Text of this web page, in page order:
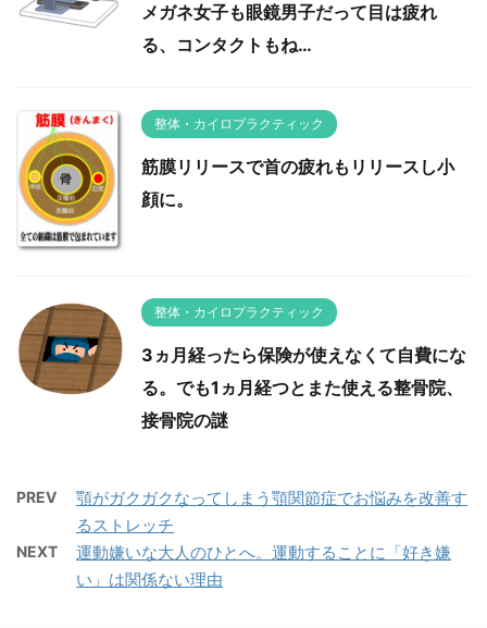
メガネ女子も眼鏡男子だって目は疲れ
る、コンタクトもね…
整体・カイロプラクティック
筋膜リリースで首の疲れもリリースし小
顔に。
整体・カイロプラクティック
3ヵ月経ったら保険が使えなくて自費にな
る。でも1ヵ月経つとまた使える整骨院、
接骨院の謎
PREV
顎がガクガクなってしまう顎関節症でお悩みを改善す
るストレッチ
NEXT
運動嫌いな大人のひとへ。運動することに「好き嫌
い」は関係ない理由